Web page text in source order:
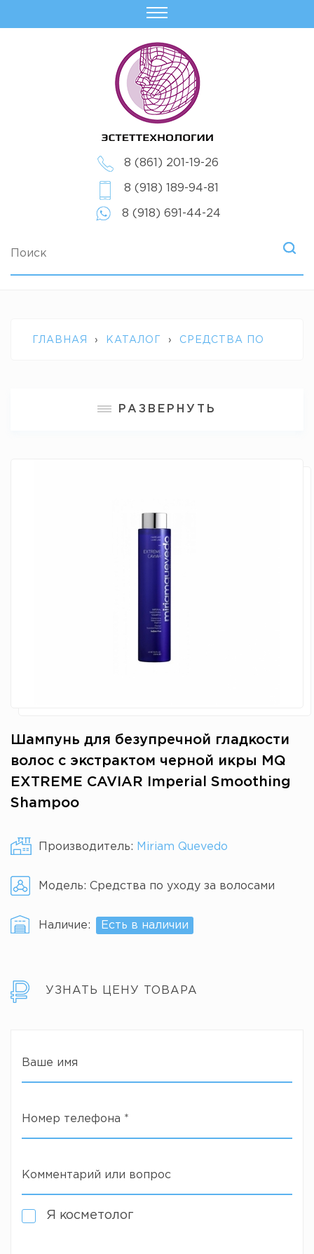
8 (861) 201-19-26
8 (918) 189-94-81
8 (918) 691-44-24
ГЛАВНАЯ › КАТАЛОГ › СРЕДСТВА ПО
РАЗВЕРНУТЬ
Шампунь для безупречной гладкости
волос с экстрактом черной икры MQ
EXTREME CAVIAR Imperial Smoothing
Shampoo
Производитель: Miriam Quevedo
Модель: Средства по уходу за волосами
Наличие: Есть в наличии
УЗНАТЬ ЦЕНУ ТОВАРА
Ваше имя
Номер телефона *
Комментарий или вопрос
Я косметолог